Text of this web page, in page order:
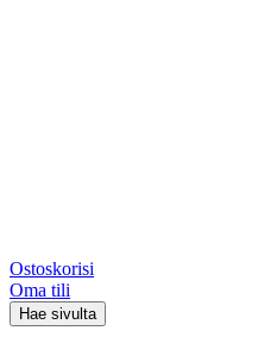
Ostoskorisi
Oma tili
Hae sivulta